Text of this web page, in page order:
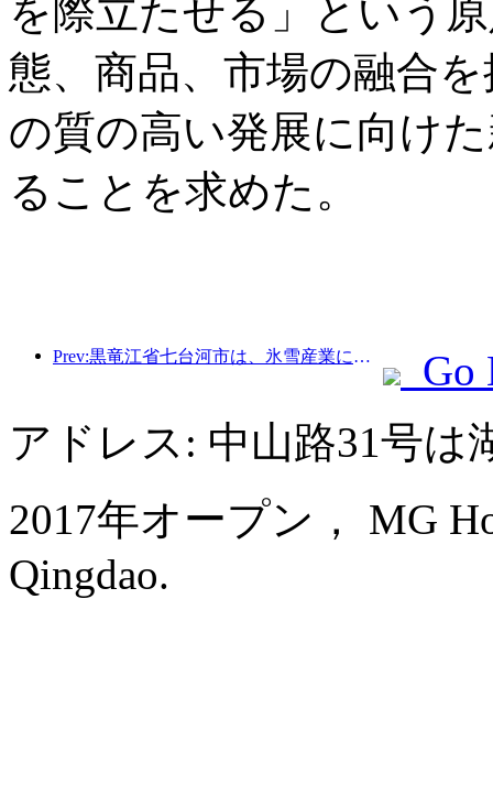
を際立たせる」という
態、商品、市場の融合
の質の高い発展に向け
ることを求めた。
Prev:黒竜江省七台河市は、氷雪産業に関する全国初の条例を公布し、AIと氷雪スポーツの融合を奨励した。
Go
アドレス: 中山路31号は
2017年オープン， MG
Qingdao.